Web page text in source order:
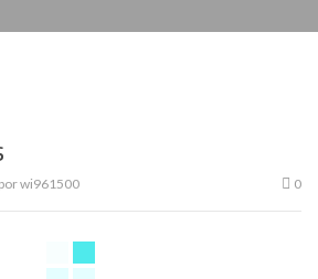
porwi961500 0